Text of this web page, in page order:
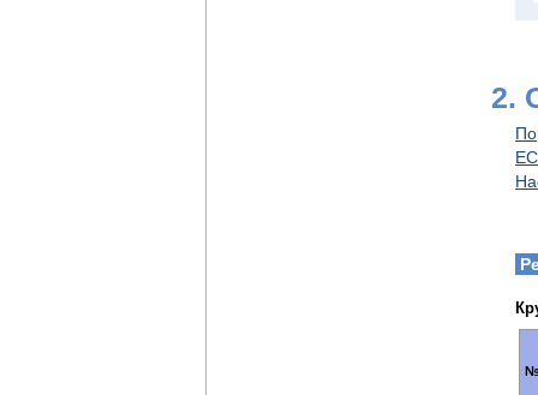
2.
№